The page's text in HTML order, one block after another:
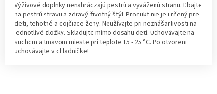
Výživové doplnky nenahrádzajú pestrú a vyváženú stranu. Dbajte
na pestrú stravu a zdravý životný štýl. Produkt nie je určený pre
deti, tehotné a dojčiace ženy. Neužívajte pri neznášanlivosti na
jednotlivé zložky. Skladujte mimo dosahu detí. Uchovávajte na
suchom a tmavom mieste pri teplote 15 - 25 °C. Po otvorení
uchovávajte v chladničke!